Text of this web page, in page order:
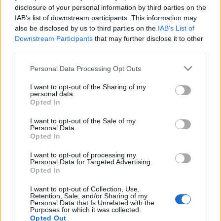
disclosure of your personal information by third parties on the
IAB’s list of downstream participants. This information may
also be disclosed by us to third parties on the IAB’s List of
Downstream Participants that may further disclose it to other
Personal Data Processing Opt Outs
I want to opt-out of the Sharing of my
personal data.
Opted In
I want to opt-out of the Sale of my
Personal Data.
Opted In
I want to opt-out of processing my
Personal Data for Targeted Advertising.
Opted In
I want to opt-out of Collection, Use,
Retention, Sale, and/or Sharing of my
Personal Data that Is Unrelated with the
Purposes for which it was collected.
Opted Out
ripercorre le tappe più significative della propria presenza in Italia dal
2010 ad oggi in unatimeline sul blog ufficiale Aboutamazon.it.
Non solo risparmio, ma anche consegne rapide e
modalità di pagamento vantaggiose
I clienti Prime possono contare su Amazon per semplificare la
un giorno, su milioni di prodotti, oltre alla comodità di poter scegliere
l’opzione di consegna più adatta ai propri bisogni. Se sei cliente
Prime puoi infatti far spedire i tuoi ordini presso un Amazon Locker
per ritirarli in modalità self-service, o un Amazon Counter, punti di
della zona, o selezionare l’opzione di consegna Il Mio Giorno Amazon,
scegliendo il giorno della settimana in cui ricevere gli articoli idonei,
acquisto è possibile scegliere fra un’ampia selezione di opzioni di
pagamento tra cui carta di credito, contanti presso un punto vendita
autorizzato, addebito diretto sul conto corrente, rateizzazione,